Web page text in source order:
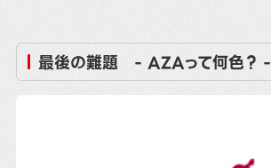
最後の難題 - AZAって何色？ -